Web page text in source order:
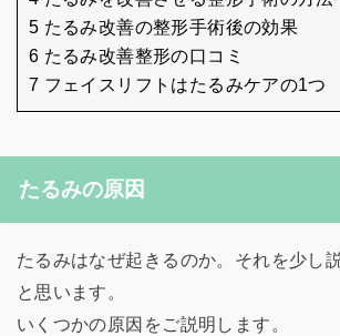
5 たるみ改善の整形手術後の効果
6 たるみ改善整形の口コミ
7 フェイスリフトはたるみケアの1つ
たるみの原因
たるみはなぜ起きるのか。それを少し
と思います。
いくつかの原因をご説明します。